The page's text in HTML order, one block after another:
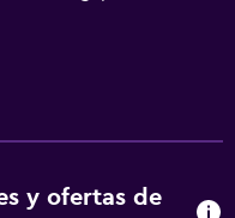
exteriores. Se ofrece
equipados con
y ofertas de